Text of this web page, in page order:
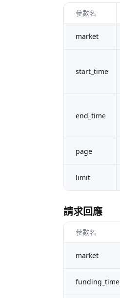
參數名
market
start_time
end_time
page
limit
請求回應
參數名
market
funding_time